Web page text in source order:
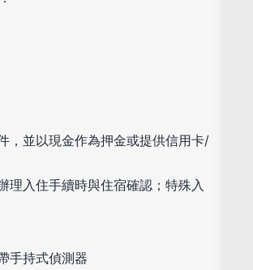
，並以現金作為押金或提供信用卡/
理入住手續時與住宿確認；特殊入
手持式偵測器